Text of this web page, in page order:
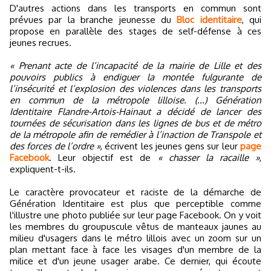
D'autres actions dans les transports en commun sont
prévues par la branche jeunesse duBloc identitaire, qui
propose en parallèle des stages de self-défense à ces
jeunes recrues.
« Prenant acte de l’incapacité de la mairie de Lille et des
pouvoirs publics à endiguer la montée fulgurante de
l’insécurité et l’explosion des violences dans les transports
en commun de la métropole lilloise. (...) Génération
Identitaire Flandre-Artois-Hainaut a décidé de lancer des
tournées de sécurisation dans les lignes de bus et de métro
de la métropole afin de remédier à l’inaction de Transpole et
des forces de l’ordre », écrivent les jeunes gens sur leurpage
Facebook. Leur objectif est de « chasser la racaille »,
expliquent-t-ils.
Le caractère provocateur et raciste de la démarche de
Génération Identitaire est plus que perceptible comme
l'illustre une photo publiée sur leur page Facebook. On y voit
les membres du groupuscule vêtus de manteaux jaunes au
milieu d'usagers dans le métro lillois avec un zoom sur un
plan mettant face à face les visages d'un membre de la
milice et d'un jeune usager arabe. Ce dernier, qui écoute